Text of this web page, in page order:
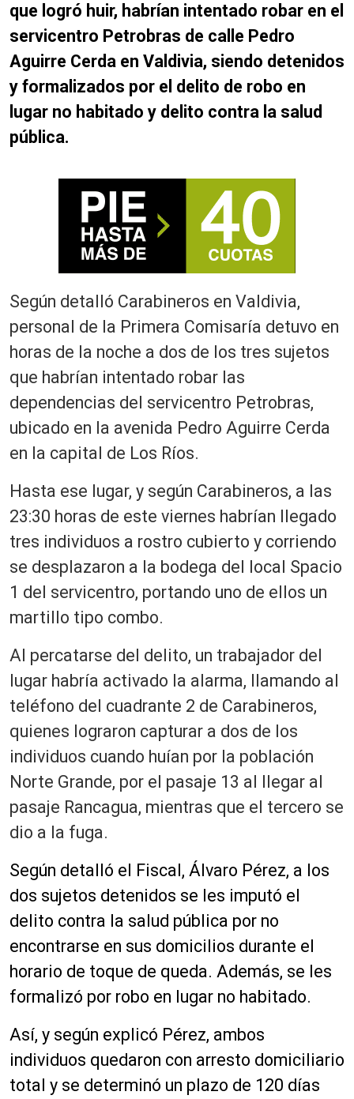
que logró huir, habrían intentado robar en el
servicentro Petrobras de calle Pedro
Aguirre Cerda en Valdivia, siendo detenidos
y formalizados por el delito de robo en
lugar no habitado y delito contra la salud
pública.
Según detalló Carabineros en Valdivia,
personal de la Primera Comisaría detuvo en
horas de la noche a dos de los tres sujetos
que habrían intentado robar las
dependencias del servicentro Petrobras,
ubicado en la avenida Pedro Aguirre Cerda
en la capital de Los Ríos.
Hasta ese lugar, y según Carabineros, a las
23:30 horas de este viernes habrían llegado
tres individuos a rostro cubierto y corriendo
se desplazaron a la bodega del local Spacio
1 del servicentro, portando uno de ellos un
martillo tipo combo.
Al percatarse del delito, un trabajador del
lugar habría activado la alarma, llamando al
teléfono del cuadrante 2 de Carabineros,
quienes lograron capturar a dos de los
individuos cuando huían por la población
Norte Grande, por el pasaje 13 al llegar al
pasaje Rancagua, mientras que el tercero se
dio a la fuga.
Según detalló el Fiscal, Álvaro Pérez, a los
dos sujetos detenidos se les imputó el
delito contra la salud pública por no
encontrarse en sus domicilios durante el
horario de toque de queda. Además, se les
formalizó por robo en lugar no habitado.
Así, y según explicó Pérez, ambos
individuos quedaron con arresto domiciliario
total y se determinó un plazo de 120 días